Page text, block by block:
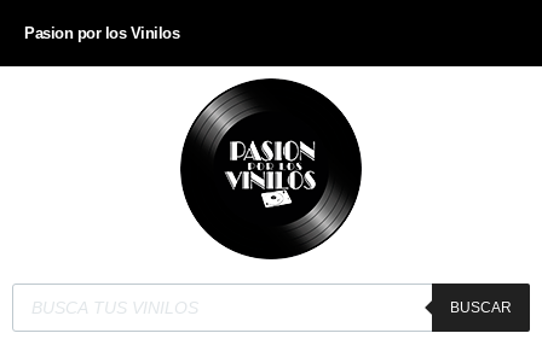
Pasion por los Vinilos
BUSCAR